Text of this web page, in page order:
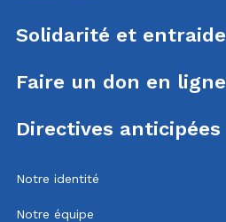
Solidarité et entraide
Faire un don en ligne
Directives anticipées
Notre identité
Notre équipe